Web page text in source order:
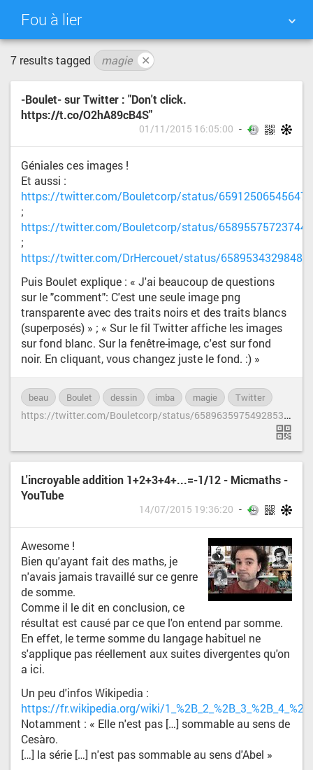
Fou à lier
NUAGE DE TAGS
QUOTIDIEN
7 results tagged magie ✕
-Boulet- sur Twitter : "Don't click.
https://t.co/O2hA89cB4S"
01/11/2015 16:05:00
Géniales ces images !
Et aussi :
https://twitter.com/Bouletcorp/status/
;
https://twitter.com/Bouletcorp/status/
;
https://twitter.com/DrHercouet/status/
Puis Boulet explique : « J'ai beaucoup de questions
sur le "comment": C'est une seule image png
transparente avec des traits noirs et des traits blancs
(superposés) » ; « Sur le fil Twitter affiche les images
sur fond blanc. Sur la fenêtre-image, c'est sur fond
noir. En cliquant, vous changez juste le fond. :) »
beau Boulet dessin imba magie Twitter
h
ttps://twitter.com/Bouletcorp/status/658963597549285376
L'incroyable addition 1+2+3+4+...=-1/12 - Micmaths -
YouTube
14/07/2015 19:36:20
Awesome !
Bien qu'ayant fait des maths, je
n'avais jamais travaillé sur ce genre
de somme.
Comme il le dit en conclusion, ce
résultat est causé par ce que l'on entend par somme.
En effet, le terme somme du langage habituel ne
s'applique pas réellement aux suites divergentes qu'on
a ici.
Un peu d'infos Wikipedia :
https://fr.wikipedia.org/wiki/
Notamment : « Elle n'est pas […] sommable au sens de
Cesàro.
[…] la série […] n'est pas sommable au sens d'Abel »